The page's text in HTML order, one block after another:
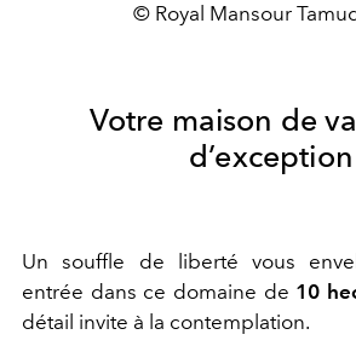
© Royal Mansour
Votre maison de
d’exception
Un souffle de liberté vous
entrée dans ce domaine de 10
détail invite à la contemplation.